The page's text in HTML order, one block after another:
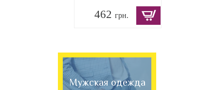
462 грн.
Мужская одежда